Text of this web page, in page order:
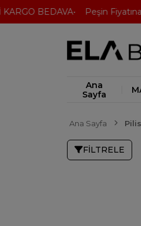
BEDAVA Peşin
Ana
Sayfa
Ana Sayfa
FILTRELE